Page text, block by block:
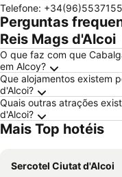
Telefone: +34(96)5537155
Perguntas
Reis Mags d'Alcoi
O que faz com que
em Alcoy?
Que alojamentos existem
d'Alcoi?
Quais outras atrações
d'Alcoi?
Mais Top hotéis
Sercotel Ciutat d'Alcoi